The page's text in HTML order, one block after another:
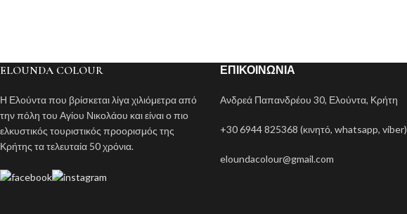
ELOUNDA COLOUR
Η Ελούντα που βρίσκεται λίγα χιλιόμετρα από
την πόλη του Αγίου Νικολάου και είναι ο πιο
ελκυστικός τουριστικός προορισμός της
Κρήτης τα τελευταία 50 χρόνια.
ΕΠΙΚΟΙΝΩΝΊΑ
Ανδρεά Παπανδρέου 30, Ελούντα, Κρήτη
+30 6944 825368 (κινητό, whatsapp, viber)
eloundacolour@gmail.com